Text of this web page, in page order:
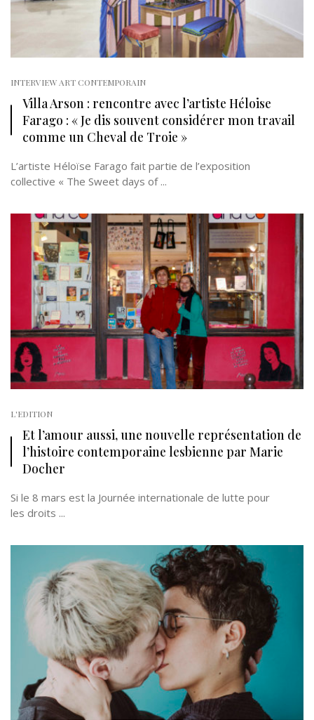
INTERVIEW ART CONTEMPORAIN
Villa Arson : rencontre avec l’artiste Héloise
Farago : « Je dis souvent considérer mon travail
comme un Cheval de Troie »
L’artiste Héloïse Farago fait partie de l’exposition
collective « The Sweet days of ...
L'EDITION
Et l’amour aussi, une nouvelle représentation de
l’histoire contemporaine lesbienne par Marie
Docher
Si le 8 mars est la Journée internationale de lutte pour
les droits ...